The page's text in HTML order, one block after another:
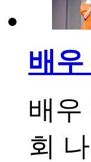
배
배우
회